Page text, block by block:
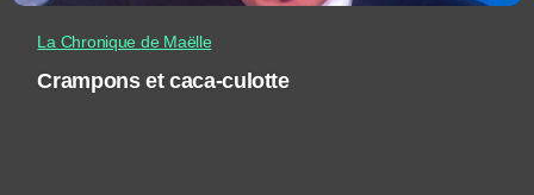
La Chronique de Maëlle
Crampons et caca-culotte